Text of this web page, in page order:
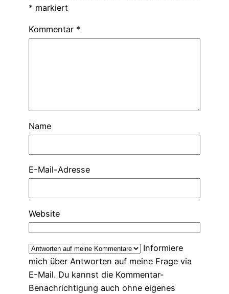
* markiert
Kommentar *
Name
E-Mail-Adresse
Website
Informiere
mich über Antworten auf meine Frage via
E-Mail. Du kannst die Kommentar-
Benachrichtigung auch ohne eigenes